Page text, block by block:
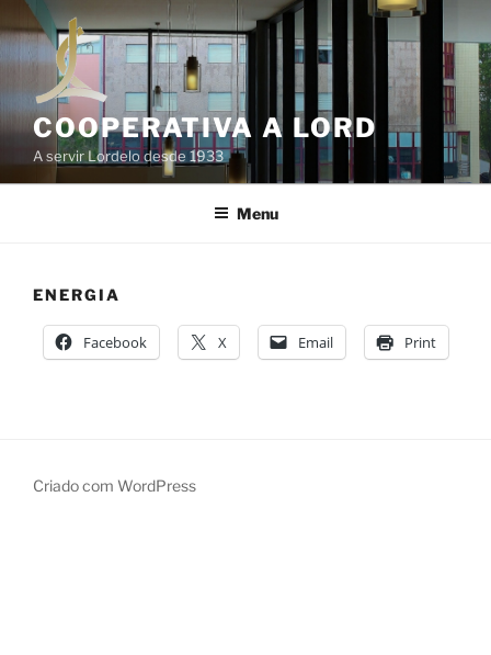
Saltar
para
o
conteúdo
COOPERATIVA A LORD
A servir Lordelo desde 1933
Menu
ENERGIA
Facebook X Email Print
Criado com WordPress